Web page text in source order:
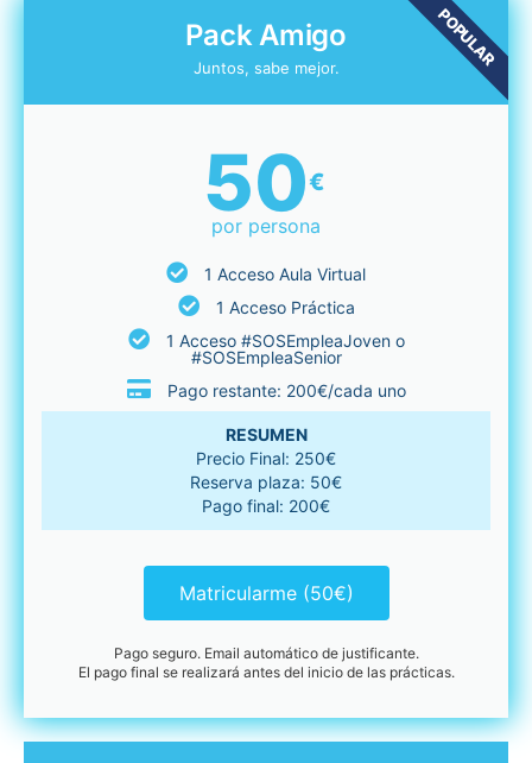
Pack Amigo
Juntos, sabe mejor.
50€
por persona
1 Acceso Aula Virtual
1 Acceso Práctica
1 Acceso #SOSEmpleaJoven o
#SOSEmpleaSenior
Pago restante: 200€/cada uno
RESUMEN
Precio Final: 250€
Reserva plaza: 50€
Pago final: 200€
Matricularme (50€)
Pago seguro. Email automático de justificante.
El pago final se realizará antes del inicio de las prácticas.
POPULAR